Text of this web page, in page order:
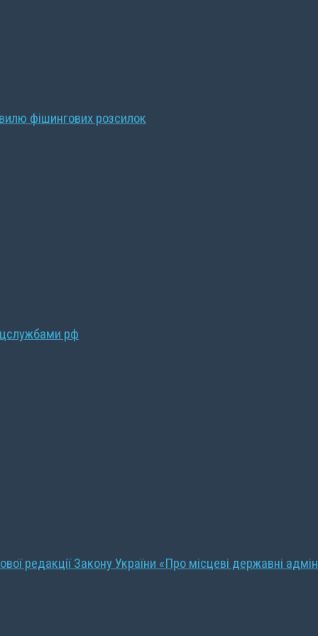
фішингових розсилок
рф
редакції Закону України «Про місцеві державні